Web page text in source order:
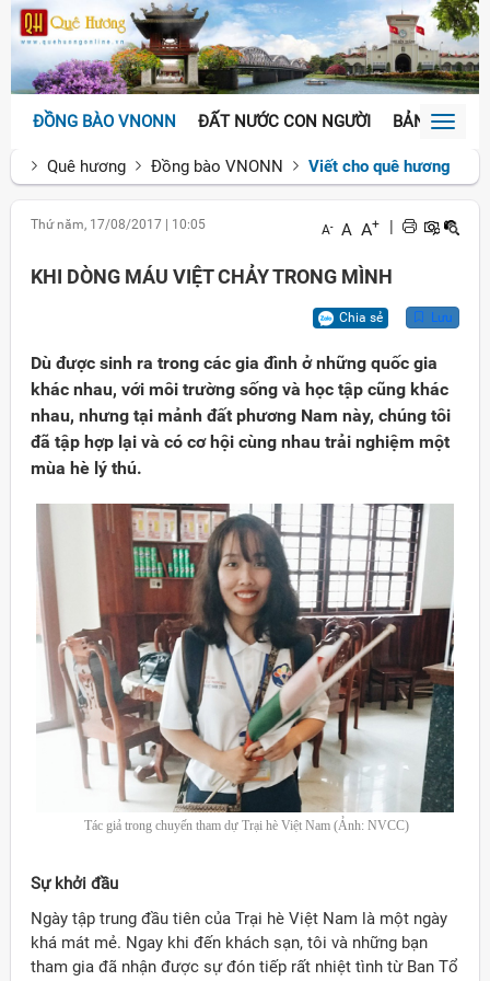
ĐỒNG BÀO VNONN ĐẤT NƯỚC CON NGƯỜI BẢN SẮCToggle
Quê hương
Đồng bào VNONN Viết cho quê hương
Thứ năm, 17/08/2017 10:05 A- A A+
KHI DÒNG MÁU VIỆT CHẢY TRONG MÌNH
Chia sẻ Lưu
Dù được sinh ra trong các gia đình ở những quốc gia
khác nhau, với môi trường sống và học tập cũng khác
nhau, nhưng tại mảnh đất phương Nam này, chúng tôi
đã tập hợp lại và có cơ hội cùng nhau trải nghiệm một
mùa hè lý thú.
Tác giả trong chuyến tham dự Trại hè Việt Nam (Ảnh: NVCC)
Sự khởi đầu
Ngày tập trung đầu tiên của Trại hè Việt Nam là một ngày
khá mát mẻ. Ngay khi đến khách sạn, tôi và những bạn
tham gia đã nhận được sự đón tiếp rất nhiệt tình từ Ban Tổ